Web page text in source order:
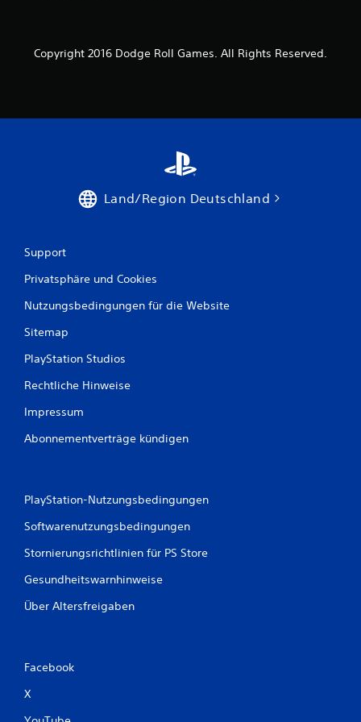
Copyright 2016 Dodge Roll Games. All Rights Reserved.
Land/Region Deutschland
Support
Privatsphäre und Cookies
Nutzungsbedingungen für die Website
Sitemap
PlayStation Studios
Rechtliche Hinweise
Impressum
Abonnementverträge kündigen
PlayStation-Nutzungsbedingungen
Softwarenutzungsbedingungen
Stornierungsrichtlinien für PS Store
Gesundheitswarnhinweise
Über Altersfreigaben
Facebook
X